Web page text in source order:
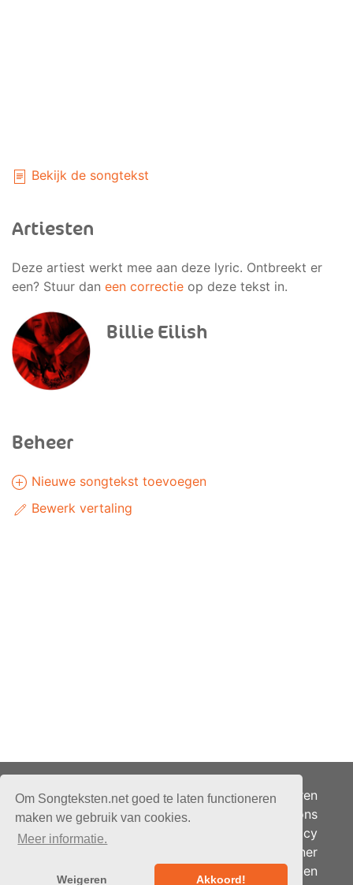
Om Songteksten.net goed te laten functioneren
maken we gebruik van cookies.
Meer informatie.
Weigeren Akkoord!
Bekijk de songtekst
Artiesten
Deze artiest werkt mee aan deze lyric. Ontbreekt er
een? Stuur dan een correctie op deze tekst in.
Billie Eilish
Beheer
Nieuwe songtekst toevoegen
Bewerk vertaling
Alle rechten voorbehouden.
Adverteren
Over ons
Je privacy
Partner
Berichten